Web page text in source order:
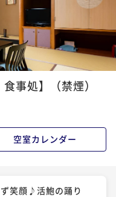
事処】（禁煙）
空室カレンダー
ず笑顔♪活鮑の踊り